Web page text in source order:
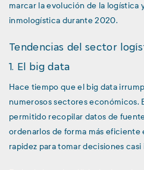
marcar la evolución de la logística
inmologística durante 2020.
Tendencias del sector
1. El big data
Hace tiempo que el big data
numerosos sectores económicos.
permitido recopilar datos de
ordenarlos de forma más
rapidez para tomar decisiones casi